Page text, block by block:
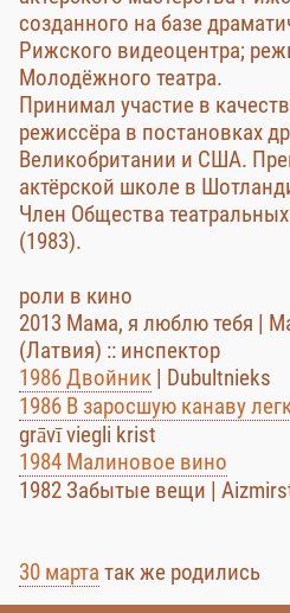
созданного на базе
Рижского видеоцентра;
Молодёжного театра.
Принимал участие в
режиссёра в постановках
Великобритании и США.
актёрской школе в
Член Общества
(1983).
роли в кино
2013 Мама, я люблю тебя |
(Латвия) :: инспектор
1986 Двойник | Dubultnieks
1986 В заросшую канаву
grāvī viegli krist
1984 Малиновое вино
1982 Забытые вещи |
30 марта так же родились